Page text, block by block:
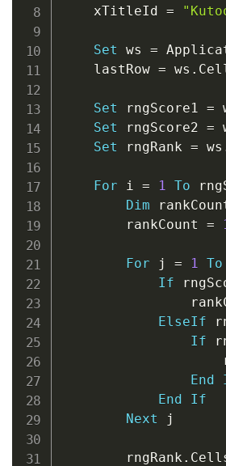
    xTitleId
=
Set ws =
    lastRow
= ws .
Set rngScore1 =
Set rngScore2 =
Set rngRank = ws
For i = 1 To
Dim
        rankCount
=
For j = 1 To
If
ElseIf
If
End
End
If
Next j
        rngRank
.